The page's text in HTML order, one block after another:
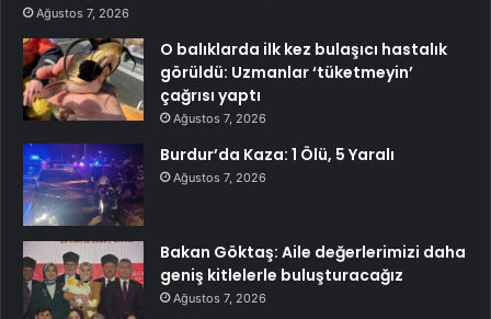
Ağustos 7, 2026
O balıklarda ilk kez bulaşıcı hastalık
görüldü: Uzmanlar ‘tüketmeyin’
çağrısı yaptı
Ağustos 7, 2026
Burdur’da Kaza: 1 Ölü, 5 Yaralı
Ağustos 7, 2026
Bakan Göktaş: Aile değerlerimizi daha
geniş kitlelerle buluşturacağız
Ağustos 7, 2026